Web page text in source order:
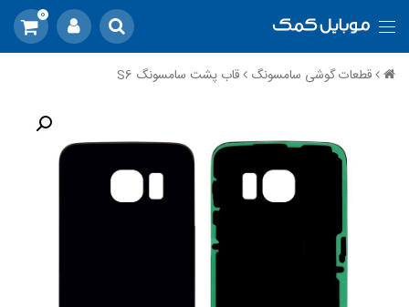
0
قطعات گوشی سامسونگ قاب پشت سامسونگ S6